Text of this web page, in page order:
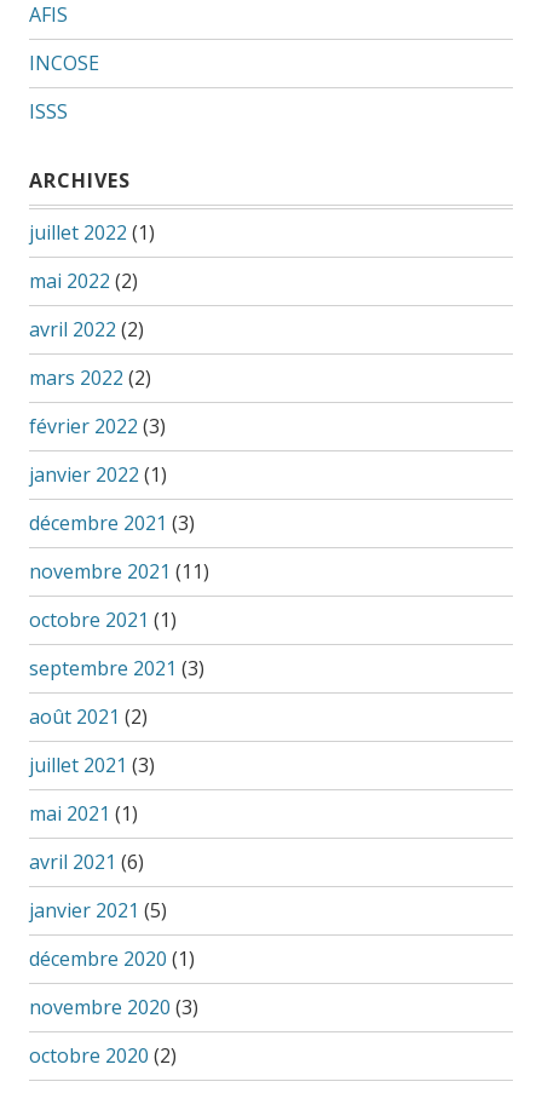
AFIS
INCOSE
ISSS
ARCHIVES
juillet 2022 (1)
mai 2022 (2)
avril 2022 (2)
mars 2022 (2)
février 2022 (3)
janvier 2022 (1)
décembre 2021 (3)
novembre 2021 (11)
octobre 2021 (1)
septembre 2021 (3)
août 2021 (2)
juillet 2021 (3)
mai 2021 (1)
avril 2021 (6)
janvier 2021 (5)
décembre 2020 (1)
novembre 2020 (3)
octobre 2020 (2)